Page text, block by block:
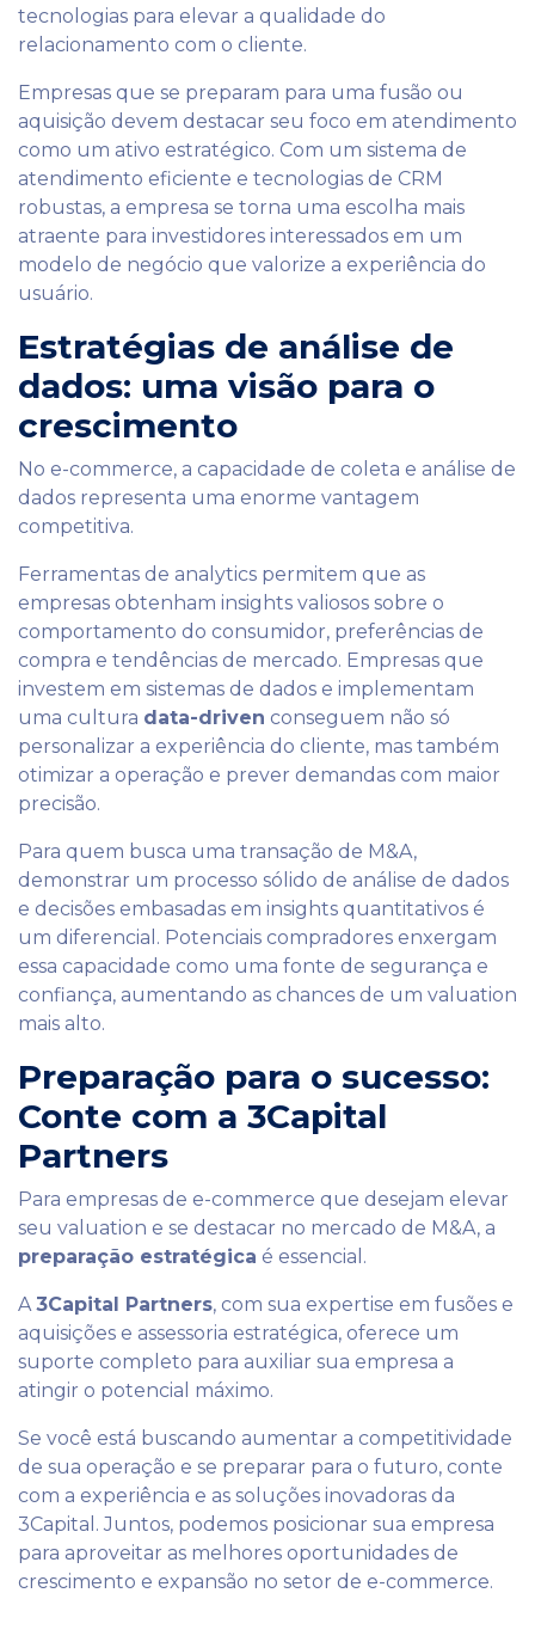
tecnologias para elevar a qualidade do
relacionamento com o cliente.
Empresas que se preparam para uma fusão ou
aquisição devem destacar seu foco em atendimento
como um ativo estratégico. Com um sistema de
atendimento eficiente e tecnologias de CRM
robustas, a empresa se torna uma escolha mais
atraente para investidores interessados em um
modelo de negócio que valorize a experiência do
usuário.
Estratégias de análise de
dados: uma visão para o
crescimento
No e-commerce, a capacidade de coleta e análise de
dados representa uma enorme vantagem
competitiva.
Ferramentas de analytics permitem que as
empresas obtenham insights valiosos sobre o
comportamento do consumidor, preferências de
compra e tendências de mercado. Empresas que
investem em sistemas de dados e implementam
uma cultura data-driven conseguem não só
personalizar a experiência do cliente, mas também
otimizar a operação e prever demandas com maior
precisão.
Para quem busca uma transação de M&A,
demonstrar um processo sólido de análise de dados
e decisões embasadas em insights quantitativos é
um diferencial. Potenciais compradores enxergam
essa capacidade como uma fonte de segurança e
confiança, aumentando as chances de um valuation
mais alto.
Preparação para o sucesso:
Conte com a 3Capital
Partners
Para empresas de e-commerce que desejam elevar
seu valuation e se destacar no mercado de M&A, a
preparação estratégica é essencial.
A3Capital Partners, com sua expertise em fusões e
aquisições e assessoria estratégica, oferece um
suporte completo para auxiliar sua empresa a
atingir o potencial máximo.
Se você está buscando aumentar a competitividade
de sua operação e se preparar para o futuro, conte
com a experiência e as soluções inovadoras da
3Capital. Juntos, podemos posicionar sua empresa
para aproveitar as melhores oportunidades de
crescimento e expansão no setor de e-commerce.